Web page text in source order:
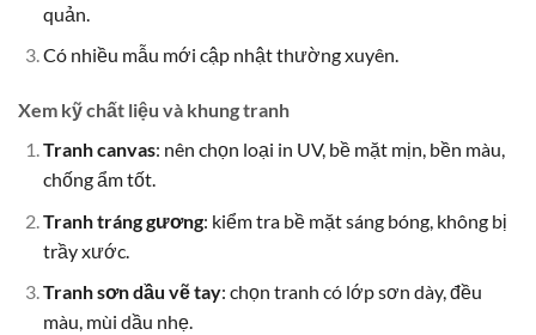
quản.
Có nhiều mẫu mới cập nhật thường xuyên.
Xem kỹ chất liệu và khung tranh
Tranh canvas: nên chọn loại in UV, bề mặt mịn, bền màu,
chống ẩm tốt.
Tranh tráng gương: kiểm tra bề mặt sáng bóng, không bị
trầy xước.
Tranh sơn dầu vẽ tay: chọn tranh có lớp sơn dày, đều
màu, mùi dầu nhẹ.